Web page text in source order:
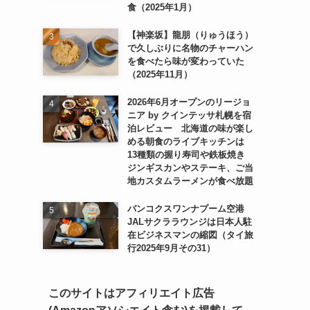
食（2025年1月）
【神楽坂】龍朋（りゅうほう）
で久しぶりに名物のチャーハン
を食べたら味が変わっていた
（2025年11月）
2026年6月オープンのリージョ
ニア by クインテッサ札幌を宿
泊レビュー 北海道の味が楽し
める朝食のライブキッチンは
13種類の握り寿司や鉄板焼き
ジンギスカンやステーキ、ご当
地カスタムラーメンが食べ放題
バンコクスワンナプーム空港
JALサクララウンジは日本人駐
在ビジネスマンの縮図（タイ旅
行2025年9月その31）
このサイトはアフィリエイト広告